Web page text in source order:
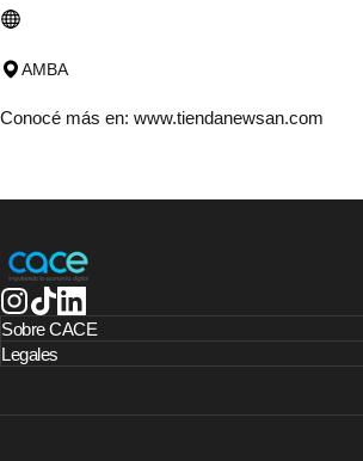
AMBA
Conocé más en: www.tiendanewsan.com
CACE | Cámara Argentina de Comercio
Instagram
TikTokLinkedIn
Sobre CACE
Legales